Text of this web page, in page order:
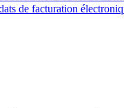
de facturation